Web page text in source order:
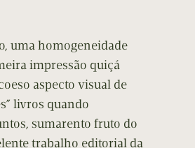
uma homogeneidade
impressão quiçá
aspecto visual de
livros quando
sumarento fruto do
trabalho editorial da